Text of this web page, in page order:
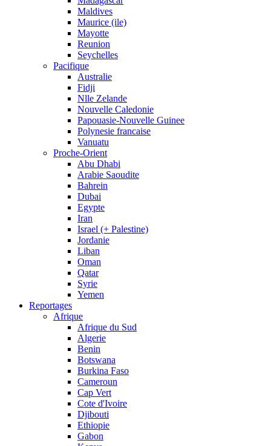
Maldives
Maurice (ile)
Mayotte
Reunion
Seychelles
Pacifique
Australie
Fidji
Nlle Zelande
Nouvelle Caledonie
Papouasie-Nouvelle Guinee
Polynesie francaise
Vanuatu
Proche-Orient
Abu Dhabi
Arabie Saoudite
Bahrein
Dubai
Egypte
Iran
Israel (+ Palestine)
Jordanie
Liban
Oman
Qatar
Syrie
Yemen
Reportages
Afrique
Afrique du Sud
Algerie
Benin
Botswana
Burkina Faso
Cameroun
Cap Vert
Cote d'Ivoire
Djibouti
Ethiopie
Gabon